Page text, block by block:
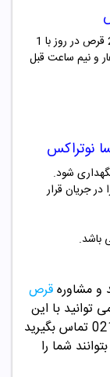
طریقه مصرف ردوکسا به این صورت است که 1 تا 2 قرص در روز با 1
و نیم ساعت قبل
نوتراکس
شود.
جریان قرار
ومشاورهقرص
توانید با این
تماس بگیرید
شما را